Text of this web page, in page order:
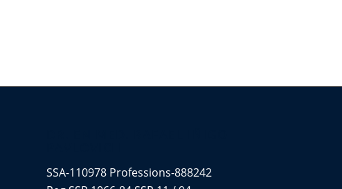
SSA-110978 Professions-888242